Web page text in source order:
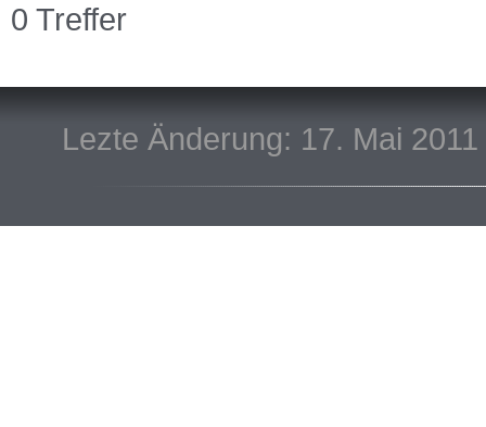
0 Treffer
Lezte Änderung: 17. Mai